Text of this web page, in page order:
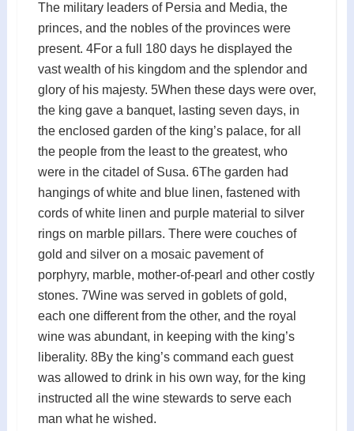
The military leaders of Persia and Media, the
princes, and the nobles of the provinces were
present. 4For a full 180 days he displayed the
vast wealth of his kingdom and the splendor and
glory of his majesty. 5When these days were over,
the king gave a banquet, lasting seven days, in
the enclosed garden of the king’s palace, for all
the people from the least to the greatest, who
were in the citadel of Susa. 6The garden had
hangings of white and blue linen, fastened with
cords of white linen and purple material to silver
rings on marble pillars. There were couches of
gold and silver on a mosaic pavement of
porphyry, marble, mother-of-pearl and other costly
stones. 7Wine was served in goblets of gold,
each one different from the other, and the royal
wine was abundant, in keeping with the king’s
liberality. 8By the king’s command each guest
was allowed to drink in his own way, for the king
instructed all the wine stewards to serve each
man what he wished.